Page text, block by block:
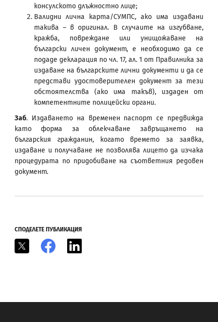
консулското длъжностно лице;
Валидни лична карта/СУМПС, ако има издавани
такива – в оригинал. В случаите на изгубване,
кражба, повреждане или унищожаване на
български личен документ, е необходимо да се
подаде декларация по чл. 17, ал. 1 от Правилника за
издаване на българските лични документи и да се
представи удостоверителен документ за тези
обстоятелства (ако има такъв), издаден от
компетентните полицейски органи.
Заб. Издаването на временен паспорт се предвижда
като форма за облекчаване завръщането на
българския гражданин, когато времето за заявка,
издаване и получаване не позволява лицето да изчака
процедурата по придобиване на съответния редовен
документ.
СПОДЕЛЕТЕ ПУБЛИКАЦИЯ
Facebook